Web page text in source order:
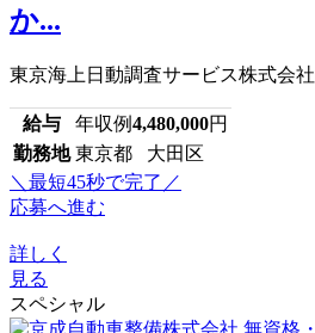
か...
東京海上日動調査サービス株式会社
給与 年収例4,480,000円
勤務地 東京都 大田区
＼最短45秒で完了／
応募へ進む
詳しく
見る
スペシャル